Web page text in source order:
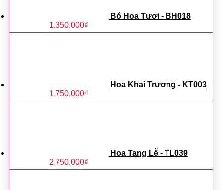
Bó Hoa Tươi - BH018
1,350,000₫
Hoa Khai Trương - KT003
1,750,000₫
Hoa Tang Lễ - TL039
2,750,000₫